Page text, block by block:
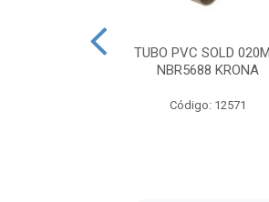
TUBO PVC SOLD
NBR5688 KRONA
Código: 12571